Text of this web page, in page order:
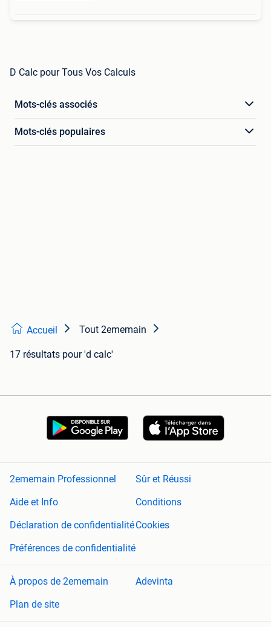
D Calc pour Tous Vos Calculs
Mots-clés associés
Mots-clés populaires
Accueil Tout 2ememain
17 résultats pour 'd calc'
2ememain Professionnel
Sûr et Réussi
Aide et Info
Conditions
Déclaration de confidentialitéCookies
Préférences de confidentialité
À propos de 2ememain
Adevinta
Plan de site